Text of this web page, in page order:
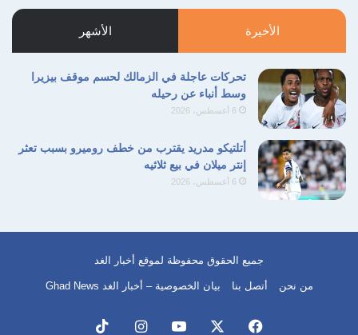
السابقة التالية
الأخيرة الأشهر
تحركات عاجلة في الزمالك لحسم موقف بيزيرا
وسط أنباء عن رحيله
6 أغسطس، 2026
أتلتيكو مدريد يقترب من خطف روميرو بسبب تعثر
إنتر ميلان في بيع ثلاثيه
6 أغسطس، 2026
جميع الحقوق محفوظة لموقع أخبار الغد
من نحن أتصل بنا بيان الخصوصية – أخبار الغد Ghad News
فيسبوك ‫YouTubeانستقرام